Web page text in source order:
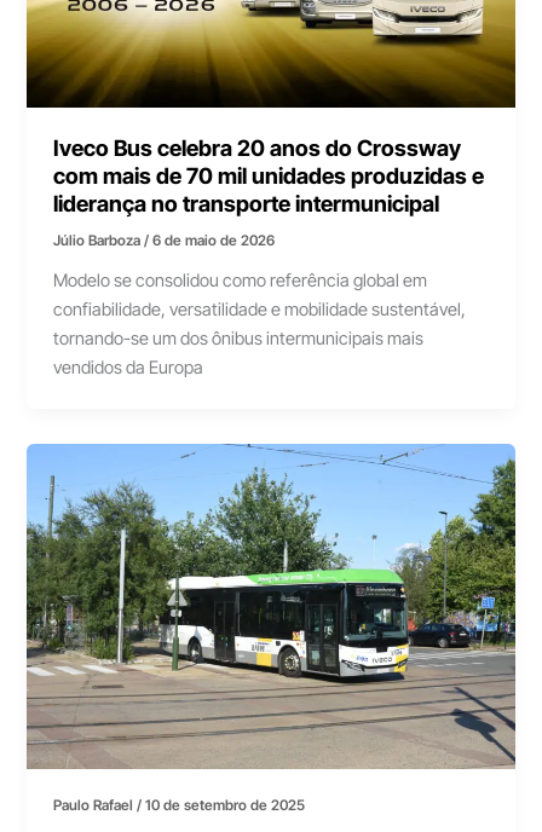
Iveco Bus celebra 20 anos do Crossway
com mais de 70 mil unidades produzidas e
liderança no transporte intermunicipal
Júlio Barboza/6 de maio de 2026
Modelo se consolidou como referência global em
confiabilidade, versatilidade e mobilidade sustentável,
tornando-se um dos ônibus intermunicipais mais
vendidos da Europa
Paulo Rafael/10 de setembro de 2025